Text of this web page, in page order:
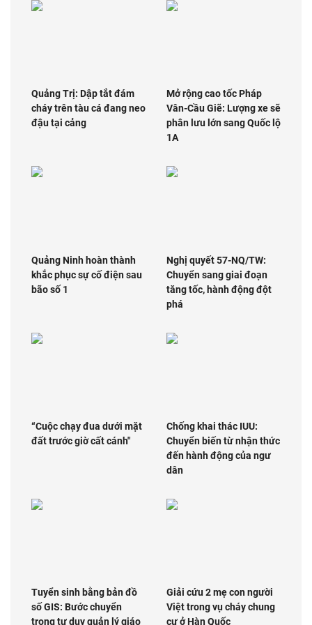
Quảng Trị: Dập tắt đám
cháy trên tàu cá đang neo
đậu tại cảng
Mở rộng cao tốc Pháp
Vân-Cầu Giẽ: Lượng xe sẽ
phân lưu lớn sang Quốc lộ
1A
Quảng Ninh hoàn thành
khắc phục sự cố điện sau
bão số 1
Nghị quyết 57-NQ/TW:
Chuyển sang giai đoạn
tăng tốc, hành động đột
phá
“Cuộc chạy đua dưới mặt
đất trước giờ cất cánh"
Chống khai thác IUU:
Chuyển biến từ nhận thức
đến hành động của ngư
dân
Tuyển sinh bằng bản đồ
số GIS: Bước chuyển
trong tư duy quản lý giáo
Giải cứu 2 mẹ con người
Việt trong vụ cháy chung
cư ở Hàn Quốc